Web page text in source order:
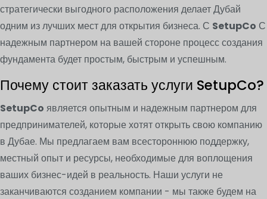
стратегически выгодного расположения делает Дубай
одним из лучших мест для открытия бизнеса. С SetupCo С
надежным партнером на вашей стороне процесс создания
фундамента будет простым, быстрым и успешным.
Почему стоит заказать услуги SetupCo?
SetupCo является опытным и надежным партнером для
предпринимателей, которые хотят открыть свою компанию
в Дубае. Мы предлагаем вам всестороннюю поддержку,
местный опыт и ресурсы, необходимые для воплощения
ваших бизнес-идей в реальность. Наши услуги не
заканчиваются созданием компании - мы также будем на